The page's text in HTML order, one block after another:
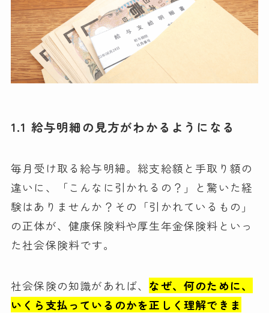
1.1 給与明細の見方がわかるようになる
毎月受け取る給与明細。総支給額と手取り額の
違いに、「こんなに引かれるの？」と驚いた経
験はありませんか？その「引かれているもの」
の正体が、健康保険料や厚生年金保険料といっ
た社会保険料です。
社会保険の知識があれば、 なぜ、何のために、
いくら支払っているのかを正しく理解できま